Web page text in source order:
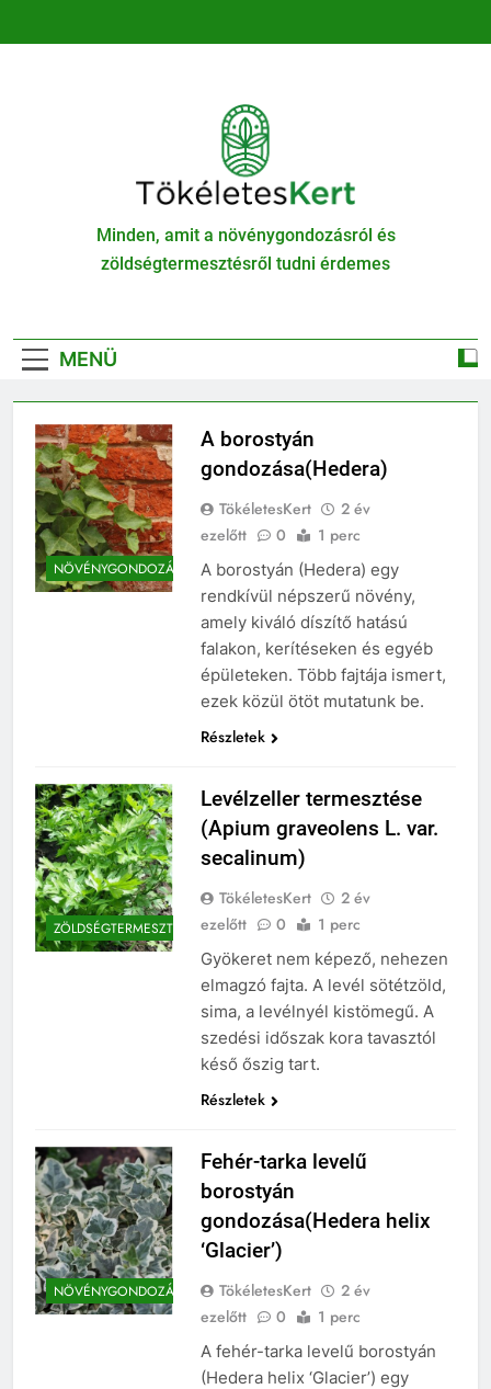
TökéletesKert
Minden, amit a növénygondozásról és
zöldségtermesztésről tudni érdemes
MENÜ
NÖVÉNYGONDOZÁS
A borostyán
gondozása(Hedera)
TökéletesKert
2 év
ezelőtt
0 1 perc
A borostyán (Hedera) egy
rendkívül népszerű növény,
amely kiváló díszítő hatású
falakon, kerítéseken és egyéb
épületeken. Több fajtája ismert,
ezek közül ötöt mutatunk be.
Részletek
ZÖLDSÉGTERMESZTÉS
Levélzeller termesztése
(Apium graveolens L. var.
secalinum)
TökéletesKert
2 év
ezelőtt
0 1 perc
Gyökeret nem képező, nehezen
elmagzó fajta. A levél sötétzöld,
sima, a levélnyél kistömegű. A
szedési időszak kora tavasztól
késő őszig tart.
Részletek
NÖVÉNYGONDOZÁS
Fehér-tarka levelű
borostyán
gondozása(Hedera helix
‘Glacier’)
TökéletesKert
2 év
ezelőtt
0 1 perc
A fehér-tarka levelű borostyán
(Hedera helix ‘Glacier’) egy